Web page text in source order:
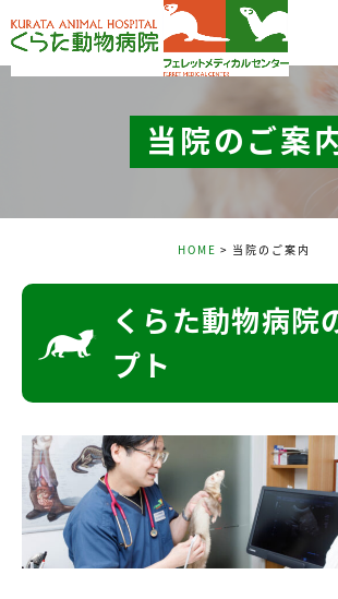
当院のご案
HOME 当院のご案内
くらた動物病院
プト